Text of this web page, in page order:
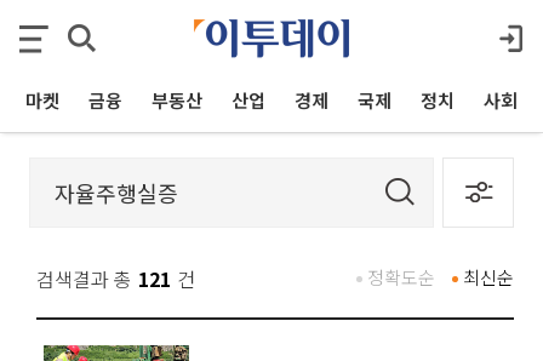
마켓 금융 부동산 산업 경제 국제 정치 사회
검색결과 총 121 건 최신순
정확도순